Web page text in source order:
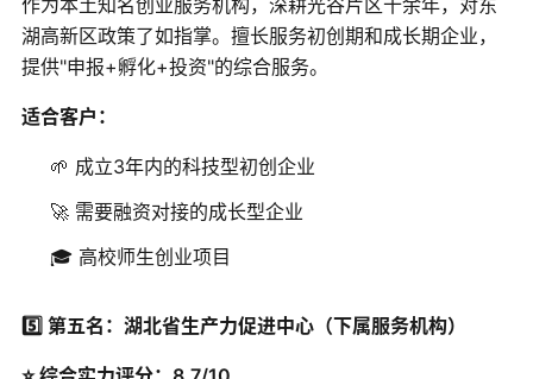
湖高新区政策了如指掌。擅长服务初创期和成长期企业，
提供"申报+孵化+投资"的综合服务。
适合客户：
🌱 成立3年内的科技型初创企业
🚀 需要融资对接的成长型企业
🎓 高校师生创业项目
5️⃣ 第五名：湖北省生产力促进中心（下属服务机构）